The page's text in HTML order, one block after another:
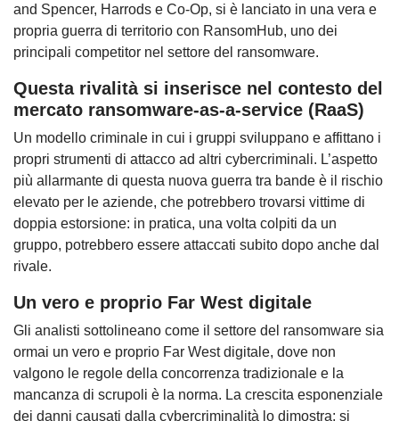
and Spencer, Harrods e Co-Op, si è lanciato in una vera e
propria guerra di territorio con RansomHub, uno dei
principali competitor nel settore del ransomware.
Questa rivalità si inserisce nel contesto del
mercato ransomware-as-a-service (RaaS)
Un modello criminale in cui i gruppi sviluppano e affittano i
propri strumenti di attacco ad altri cybercriminali. L’aspetto
più allarmante di questa nuova guerra tra bande è il rischio
elevato per le aziende, che potrebbero trovarsi vittime di
doppia estorsione: in pratica, una volta colpiti da un
gruppo, potrebbero essere attaccati subito dopo anche dal
rivale.
Un vero e proprio Far West digitale
Gli analisti sottolineano come il settore del ransomware sia
ormai un vero e proprio Far West digitale, dove non
valgono le regole della concorrenza tradizionale e la
mancanza di scrupoli è la norma. La crescita esponenziale
dei danni causati dalla cybercriminalità lo dimostra: si